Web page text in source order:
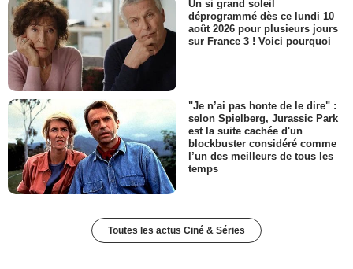
Un si grand soleil
déprogrammé dès ce lundi 10
août 2026 pour plusieurs jours
sur France 3 ! Voici pourquoi
"Je n’ai pas honte de le dire" :
selon Spielberg, Jurassic Park
est la suite cachée d'un
blockbuster considéré comme
l’un des meilleurs de tous les
temps
Toutes les actus Ciné & Séries